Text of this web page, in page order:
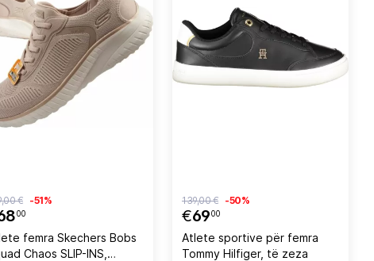
00
€ -51%
femra Skechers Bobs
Chaos SLIP-INS,
€6900
139,00 € -50%
Atlete sportive për femra
Tommy Hilfiger, të zeza